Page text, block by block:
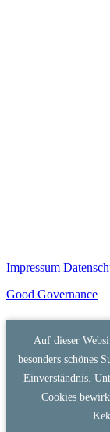
Impressum
Good Governance
Auf dieser
besonders schönes
Einverständnis.
Cookies